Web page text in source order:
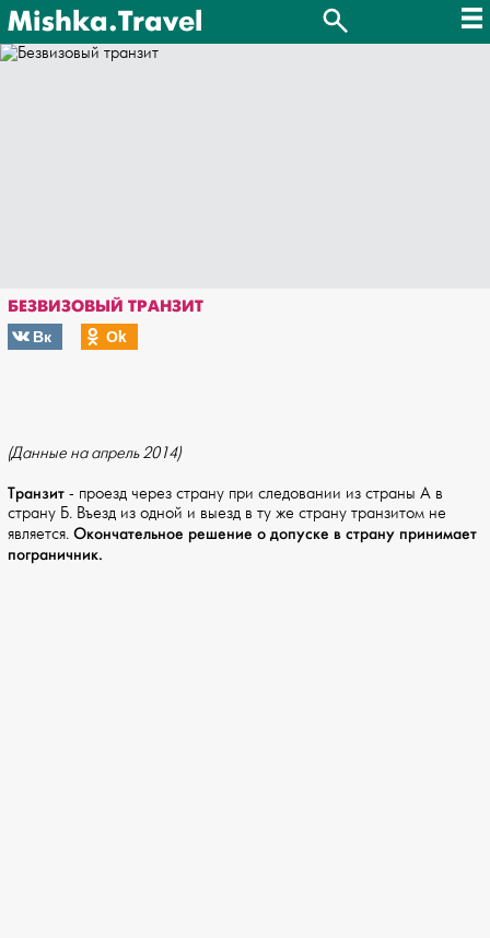
Mishka.Travel
БЕЗВИЗОВЫЙ ТРАНЗИТ
Вк
Оk
(Данные на апрель 2014)
Транзит - проезд через страну при следовании из страны А в
страну Б. Въезд из одной и выезд в ту же страну транзитом не
является. Окончательное решение о допуске в страну принимает
пограничник.